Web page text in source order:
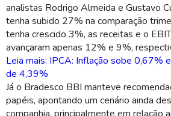
analistas Rodrigo Almeida e Gustavo
tenha subido 27% na comparação
tenha crescido 3%, as receitas e o
avançaram apenas 12% e 9%,
Leia mais: IPCA: Inflação sobe 0,67%
de 4,39%
Já o Bradesco BBI manteve
papéis, apontando um cenário ainda